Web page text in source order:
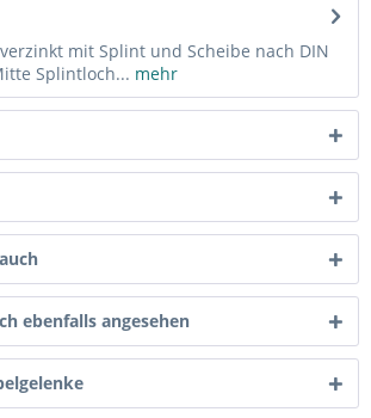
mit Splint und Scheibe nach DIN
Splintloch... mehr
ebenfalls angesehen